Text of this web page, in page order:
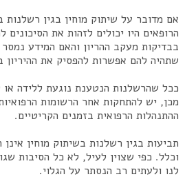
אם מדובר על שיתוק מוחין בגין רשלנות
הרופאים היו יכולים לזהות את הסיכונים
בבדיקות מעקב ההריון והאם המידע
שתהיה להם אפשרות להפסיק את ההיריון
ככל שהרשלנות הנטענת נוגעת ללידה או
מכן, יש להתחקות אחר הרשומות
ההתנהלות הרפואית בזמנים הקריטיים.
תביעות בגין רשלנות בשיתוק מוחין
וכלל. כפי שצוין לעיל, לא כל הסיבות
לנו ולעתים רב הנסתר על הגלוי.